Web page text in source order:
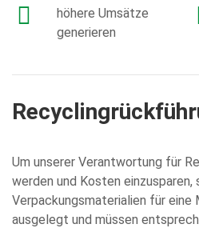
höhere Umsätze
generieren
Um unserer Verantwortung für
werden und Kosten einzusparen,
Verpackungsmaterialien für eine
ausgelegt und müssen